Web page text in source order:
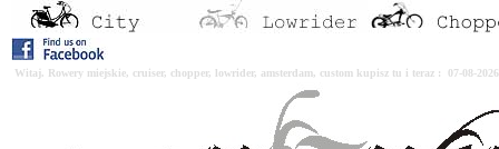
Witaj. Rowery miejskie, cruiser, chopper, lowrider, amsterdam, custom kupisz tu i teraz : 07-08-